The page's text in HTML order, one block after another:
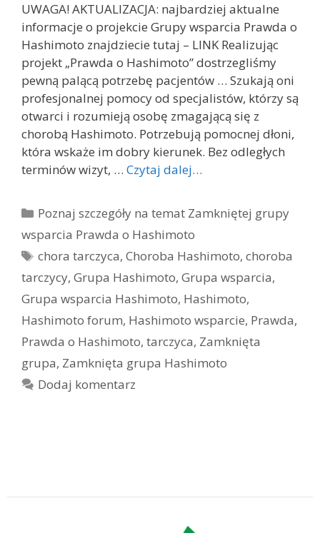
UWAGA! AKTUALIZACJA: najbardziej aktualne
informacje o projekcie Grupy wsparcia Prawda o
Hashimoto znajdziecie tutaj – LINK Realizując
projekt „Prawda o Hashimoto” dostrzegliśmy
pewną palącą potrzebę pacjentów … Szukają oni
profesjonalnej pomocy od specjalistów, którzy są
otwarci i rozumieją osobę zmagającą się z
chorobą Hashimoto. Potrzebują pomocnej dłoni,
która wskaże im dobry kierunek. Bez odległych
terminów wizyt, … Czytaj dalej…
Kategorie
Poznaj szczegóły na temat Zamkniętej grupy
wsparcia Prawda o Hashimoto
Tagi
chora tarczyca,Choroba Hashimoto,choroba
tarczycy, Grupa Hashimoto, Grupa wsparcia,
Grupa wsparcia Hashimoto, Hashimoto,
Hashimoto forum, Hashimoto wsparcie, Prawda,
Prawda o Hashimoto, tarczyca, Zamknięta
grupa, Zamknięta grupa Hashimoto
Dodaj komentarz